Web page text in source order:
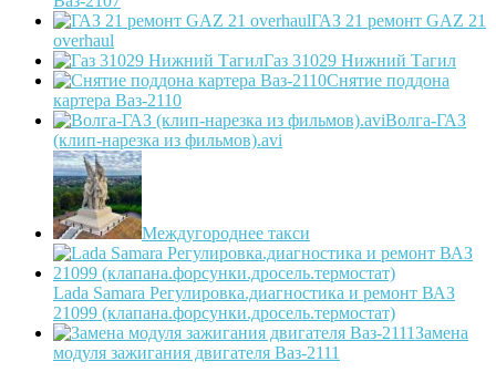
ГАЗ 21 ремонт GAZ 21
overhaul
Газ 31029 Нижний Тагил
Снятие поддона
картера Ваз-2110
Волга-ГАЗ
(клип-нарезка из фильмов).avi
Междугороднее такси
Lada Samara Регулировка.диагностика и ремонт ВАЗ
21099 (клапана.форсунки.дросель.термостат)
Замена
модуля зажигания двигателя Ваз-2111